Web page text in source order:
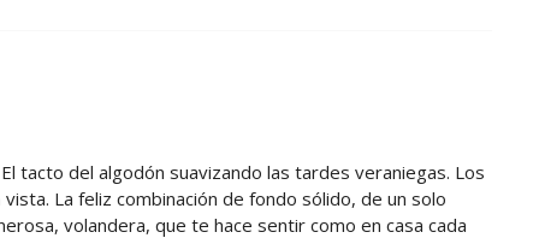
tacto del algodón suavizando las tardes veraniegas. Los
La feliz combinación de fondo sólido, de un solo
volandera, que te hace sentir como en casa cada